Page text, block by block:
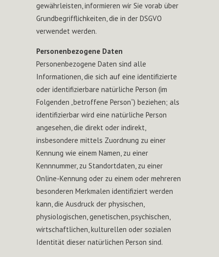
gewährleisten, informieren wir Sie vorab über
Grundbegrifflichkeiten, die in der DSGVO
verwendet werden.
Personenbezogene Daten
Personenbezogene Daten sind alle
Informationen, die sich auf eine identifizierte
oder identifizierbare natürliche Person (im
Folgenden „betroffene Person“) beziehen; als
identifizierbar wird eine natürliche Person
angesehen, die direkt oder indirekt,
insbesondere mittels Zuordnung zu einer
Kennung wie einem Namen, zu einer
Kennnummer, zu Standortdaten, zu einer
Online-Kennung oder zu einem oder mehreren
besonderen Merkmalen identifiziert werden
kann, die Ausdruck der physischen,
physiologischen, genetischen, psychischen,
wirtschaftlichen, kulturellen oder sozialen
Identität dieser natürlichen Person sind.